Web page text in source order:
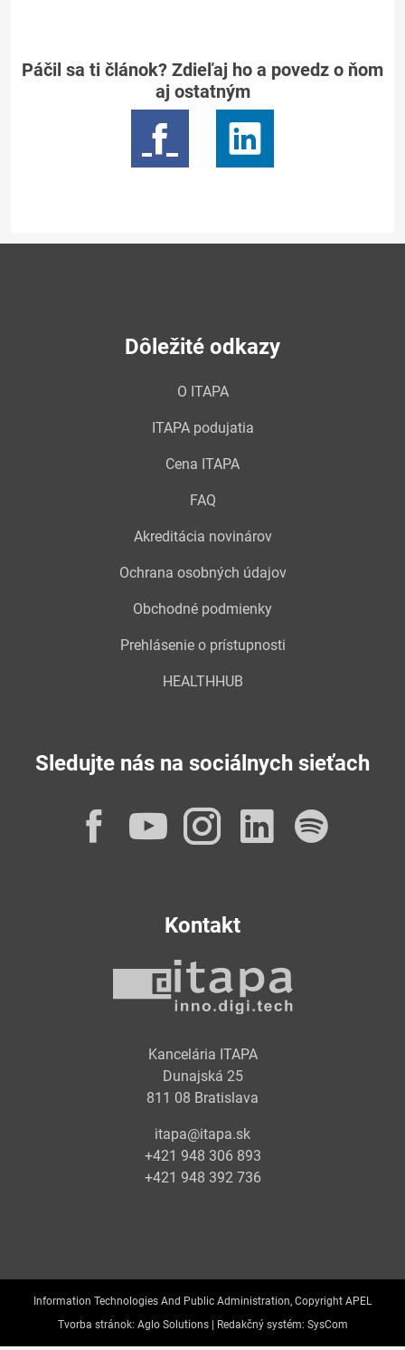
Páčil sa ti článok? Zdieľaj ho a povedz o ňom
aj ostatným
Dôležité odkazy
O ITAPA
ITAPA podujatia
Cena ITAPA
FAQ
Akreditácia novinárov
Ochrana osobných údajov
Obchodné podmienky
Prehlásenie o prístupnosti
HEALTHHUB
Sledujte nás na sociálnych sieťach
Facebook
YouTube
Instagram
Kontakt
Kancelária ITAPA
Dunajská 25
811 08 Bratislava
itapa@itapa.sk
+421 948 306 893
+421 948 392 736
Information Technologies And Public Administration, Copyright APEL
Tvorba stránok: Aglo Solutions | Redakčný systém: SysCom